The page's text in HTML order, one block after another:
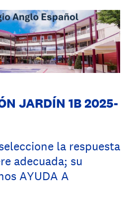
JARDÍN 1B 2025-
la respuesta
adecuada; su
AYUDA A